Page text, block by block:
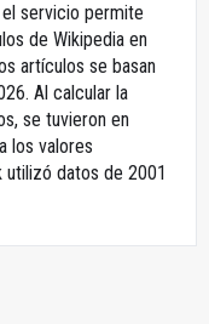
el servicio permite
de Wikipedia en
artículos se basan
Al calcular la
se tuvieron en
los valores
utilizó datos de 2001